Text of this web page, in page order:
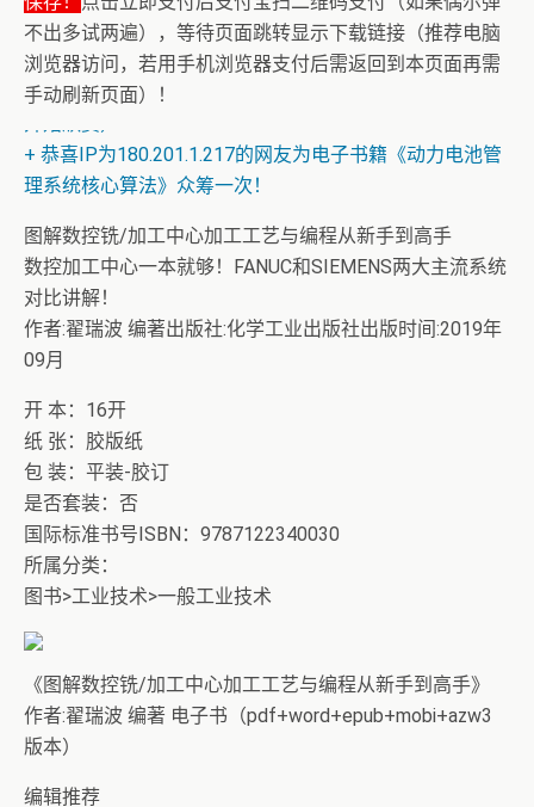
不出多试两遍），等待页面跳转显示下载链接（推荐电脑
浏览器访问，若用手机浏览器支付后需返回到本页面再需
手动刷新页面）！
+ 随机跳舞小姐姐（单击视频或点击随机播放、换个视频
开始欣赏）
+ 恭喜IP为180.201.1.217的网友为电子书籍《动力电池管
理系统核心算法》众筹一次！
+ 美女电影高清预览
图解数控铣/加工中心加工工艺与编程从新手到高手
数控加工中心一本就够！FANUC和SIEMENS两大主流系统
对比讲解！
作者:翟瑞波 编著出版社:化学工业出版社出版时间:2019年
09月
开 本：16开
纸 张：胶版纸
包 装：平装-胶订
是否套装：否
国际标准书号ISBN：9787122340030
所属分类：
图书>工业技术>一般工业技术
《图解数控铣/加工中心加工工艺与编程从新手到高手》
作者:翟瑞波 编著 电子书（pdf+word+epub+mobi+azw3
版本）
编辑推荐